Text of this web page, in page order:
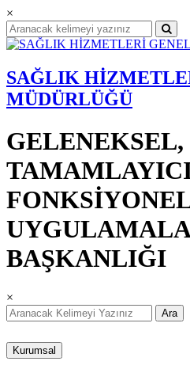
×
SAĞLIK
MÜDÜRLÜĞÜ
GELENEKSEL,
BAŞKANLIĞI
×
Ara
Kurumsal